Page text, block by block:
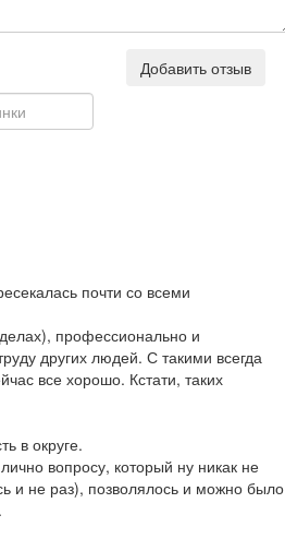
Добавить отзыв
почти со всеми
профессионально и
других людей. С такими всегда
все хорошо. Кстати, таких
в округе.
вопросу, который ну никак не
и не раз), позволялось и можно было